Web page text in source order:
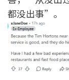
都没出事”。